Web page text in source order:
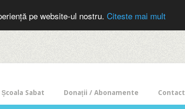
pe website-ul nostru. Citeste mai mult
Școala Sabat Donații / Abonamente Contact